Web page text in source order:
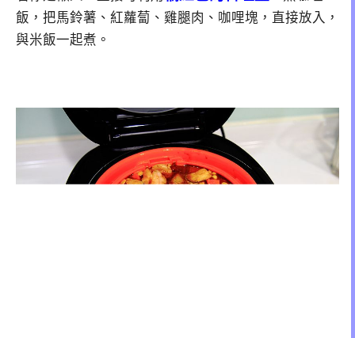
飯，把馬鈴薯、紅蘿蔔、雞腿肉、咖哩塊，直接放入，
與米飯一起煮。